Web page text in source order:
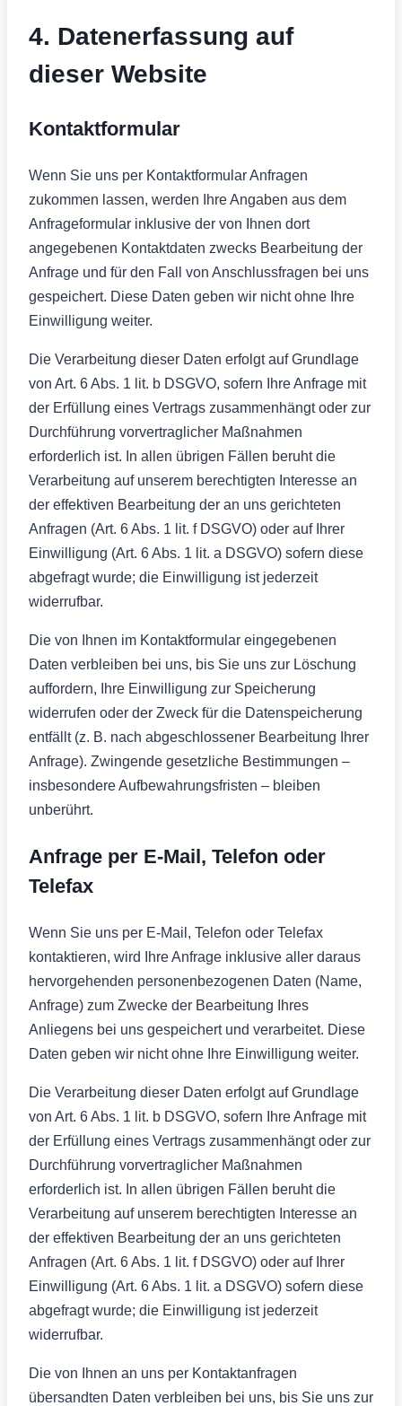
4. Datenerfassung auf
dieser Website
Kontaktformular
Wenn Sie uns per Kontaktformular Anfragen
zukommen lassen, werden Ihre Angaben aus dem
Anfrageformular inklusive der von Ihnen dort
angegebenen Kontaktdaten zwecks Bearbeitung der
Anfrage und für den Fall von Anschlussfragen bei uns
gespeichert. Diese Daten geben wir nicht ohne Ihre
Einwilligung weiter.
Die Verarbeitung dieser Daten erfolgt auf Grundlage
von Art. 6 Abs. 1 lit. b DSGVO, sofern Ihre Anfrage mit
der Erfüllung eines Vertrags zusammenhängt oder zur
Durchführung vorvertraglicher Maßnahmen
erforderlich ist. In allen übrigen Fällen beruht die
Verarbeitung auf unserem berechtigten Interesse an
der effektiven Bearbeitung der an uns gerichteten
Anfragen (Art. 6 Abs. 1 lit. f DSGVO) oder auf Ihrer
Einwilligung (Art. 6 Abs. 1 lit. a DSGVO) sofern diese
abgefragt wurde; die Einwilligung ist jederzeit
widerrufbar.
Die von Ihnen im Kontaktformular eingegebenen
Daten verbleiben bei uns, bis Sie uns zur Löschung
auffordern, Ihre Einwilligung zur Speicherung
widerrufen oder der Zweck für die Datenspeicherung
entfällt (z. B. nach abgeschlossener Bearbeitung Ihrer
Anfrage). Zwingende gesetzliche Bestimmungen –
insbesondere Aufbewahrungsfristen – bleiben
unberührt.
Anfrage per E-Mail, Telefon oder
Telefax
Wenn Sie uns per E-Mail, Telefon oder Telefax
kontaktieren, wird Ihre Anfrage inklusive aller daraus
hervorgehenden personenbezogenen Daten (Name,
Anfrage) zum Zwecke der Bearbeitung Ihres
Anliegens bei uns gespeichert und verarbeitet. Diese
Daten geben wir nicht ohne Ihre Einwilligung weiter.
Die Verarbeitung dieser Daten erfolgt auf Grundlage
von Art. 6 Abs. 1 lit. b DSGVO, sofern Ihre Anfrage mit
der Erfüllung eines Vertrags zusammenhängt oder zur
Durchführung vorvertraglicher Maßnahmen
erforderlich ist. In allen übrigen Fällen beruht die
Verarbeitung auf unserem berechtigten Interesse an
der effektiven Bearbeitung der an uns gerichteten
Anfragen (Art. 6 Abs. 1 lit. f DSGVO) oder auf Ihrer
Einwilligung (Art. 6 Abs. 1 lit. a DSGVO) sofern diese
abgefragt wurde; die Einwilligung ist jederzeit
widerrufbar.
Die von Ihnen an uns per Kontaktanfragen
übersandten Daten verbleiben bei uns, bis Sie uns zur